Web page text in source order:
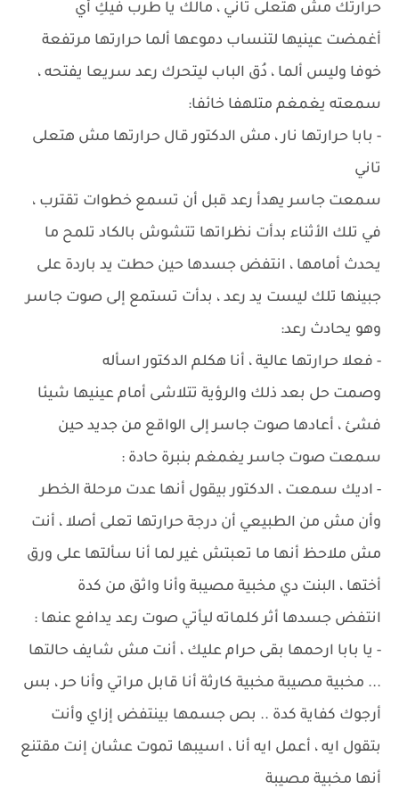
حرارتك مش هتعلى تاني ، مالك يا طرب فيكِ أي
أغمضت عينيها لتنساب دموعها ألما حرارتها مرتفعة
خوفا وليس ألما ، دُق الباب ليتحرك رعد سريعا يفتحه ،
سمعته يغمغم متلهفا خائفا:
- بابا حرارتها نار ، مش الدكتور قال حرارتها مش هتعلى
تاني
سمعت جاسر يهدأ رعد قبل أن تسمع خطوات تقترب ،
في تلك الأثناء بدأت نظراتها تتشوش بالكاد تلمح ما
يحدث أمامها ، انتفض جسدها حين حطت يد باردة على
جبينها تلك ليست يد رعد ، بدأت تستمع إلى صوت جاسر
وهو يحادث رعد:
- فعلا حرارتها عالية ، أنا هكلم الدكتور اسأله
وصمت حل بعد ذلك والرؤية تتلاشى أمام عينيها شيئا
فشئ ، أعادها صوت جاسر إلى الواقع من جديد حين
سمعت صوت جاسر يغمغم بنبرة حادة :
- اديك سمعت ، الدكتور بيقول أنها عدت مرحلة الخطر
وأن مش من الطبيعي أن درجة حرارتها تعلى أصلا ، أنت
مش ملاحظ أنها ما تعبتش غير لما أنا سألتها على ورق
أختها ، البنت دي مخبية مصيبة وأنا واثق من كدة
انتفض جسدها أثر كلماته ليأتي صوت رعد يدافع عنها :
- يا بابا ارحمها بقى حرام عليك ، أنت مش شايف حالتها
... مخبية مصيبة مخبية كارثة أنا قابل مراتي وأنا حر ، بس
أرجوك كفاية كدة .. بص جسمها بينتفض إزاي وأنت
بتقول ايه ، أعمل ايه أنا ، اسيبها تموت عشان إنت مقتنع
أنها مخبية مصيبة